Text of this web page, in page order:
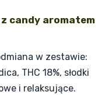
candy aromatem
w zestawie:
THC 18%, słodki
i relaksujące.